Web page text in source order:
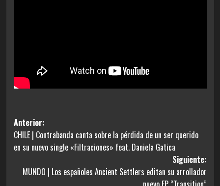
Navegación
de
entradas
Anterior:
CHILE | Contrabanda canta sobre la pérdida de un ser querido
en su nuevo single «Filtraciones» feat. Daniela Gatica
Siguiente:
MUNDO | Los españoles Ancient Settlers editan su arrollador